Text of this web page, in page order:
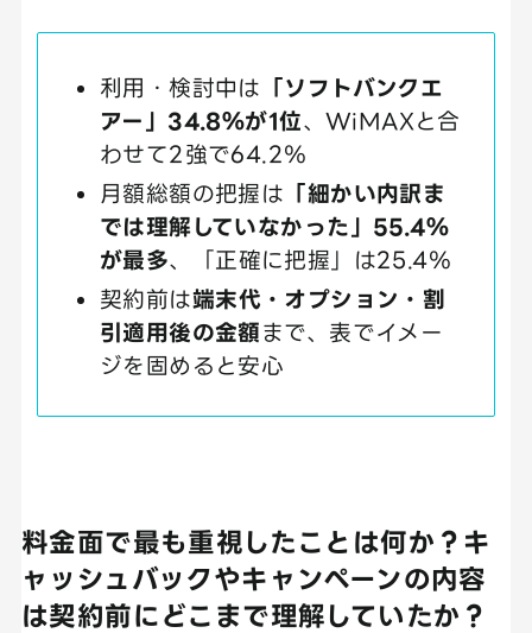
利用・検討中は 「ソフトバンクエ
アー」34.8％が1位、WiMAXと合
わせて2強で64.2％
月額総額の把握は 「細かい内訳ま
では理解していなかった」55.4％
が最多、「正確に把握」は25.4％
契約前は端末代・オプション・割
引適用後の金額まで、表でイメー
ジを固めると安心
料金面で最も重視したことは何か？キ
ャッシュバックやキャンペーンの内容
は契約前にどこまで理解していたか？